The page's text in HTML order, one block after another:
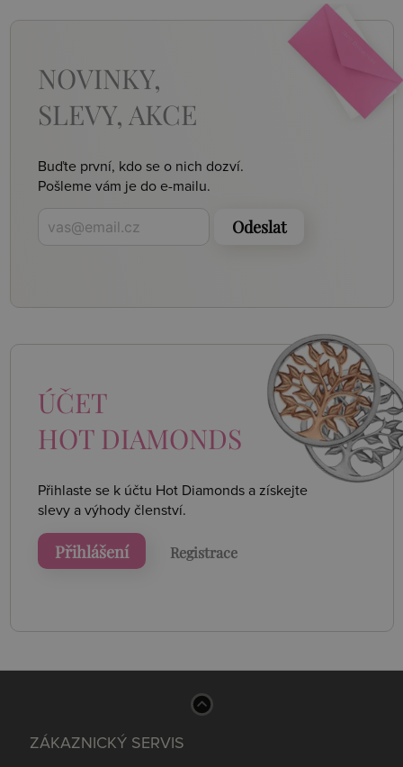
NOVINKY,
SLEVY, AKCE
Buďte první, kdo se o nich dozví.
Pošleme vám je do e-mailu.
Odeslat
ÚČET
HOT DIAMONDS
Přihlaste se k účtu Hot Diamonds a získejte
slevy a výhody členství.
Přihlášení Registrace
ZÁKAZNICKÝ SERVIS